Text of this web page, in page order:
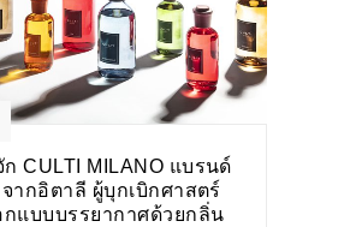
CULTI MILANO แบรนด์
ากอิตาลี ผู้บุกเบิกศาสตร์
กแบบบรรยากาศด้วยกลิ่น